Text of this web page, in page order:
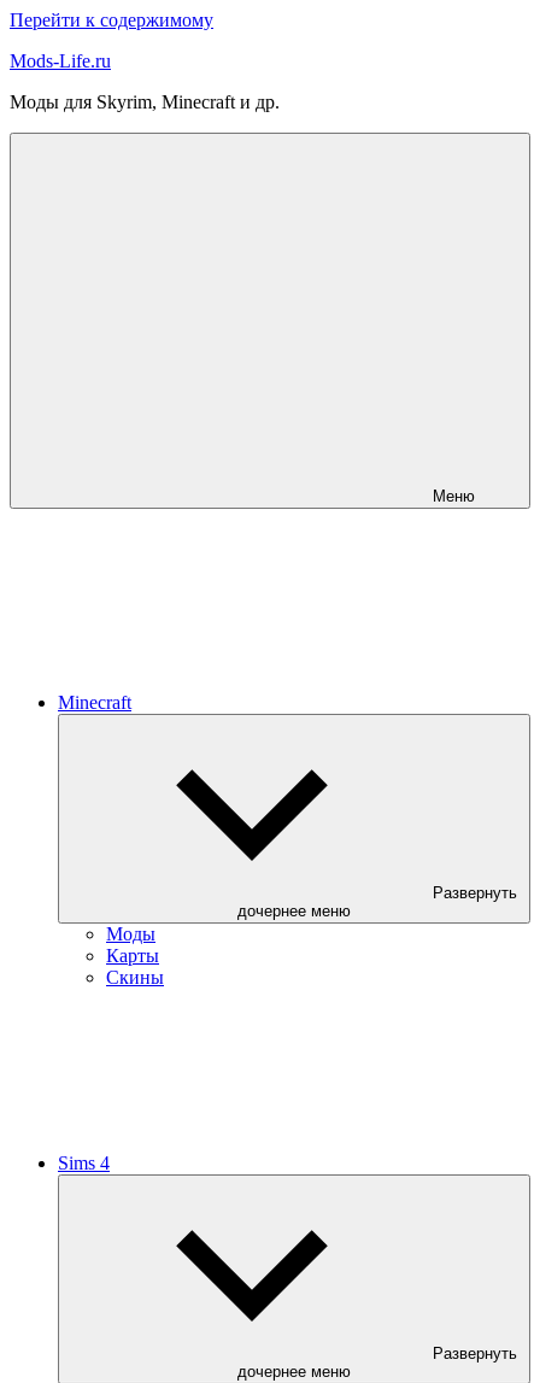
Перейти к содержимому
Mods-Life.ru
Моды для Skyrim, Minecraft и др.
Меню
Minecraft
Развернуть
дочернее меню
Моды
Карты
Скины
Sims 4
Развернуть
дочернее меню